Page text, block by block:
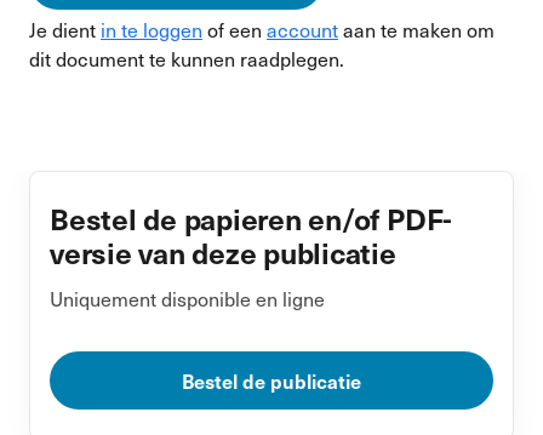
Je dient in te loggen of een accountaan te maken om
dit document te kunnen raadplegen.
Bestel de papieren en/of PDF-
versie van deze publicatie
Uniquement disponible en ligne
Bestel de publicatie